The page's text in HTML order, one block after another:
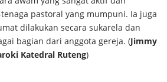
pastoral yang mumpuni. Ia juga
dilakukan secara sukarela dan
bagian dari anggota gereja. (Jimmy
Katedral Ruteng)